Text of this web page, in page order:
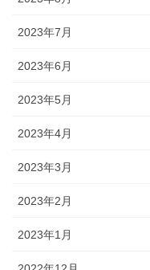
2023年7月
2023年6月
2023年5月
2023年4月
2023年3月
2023年2月
2023年1月